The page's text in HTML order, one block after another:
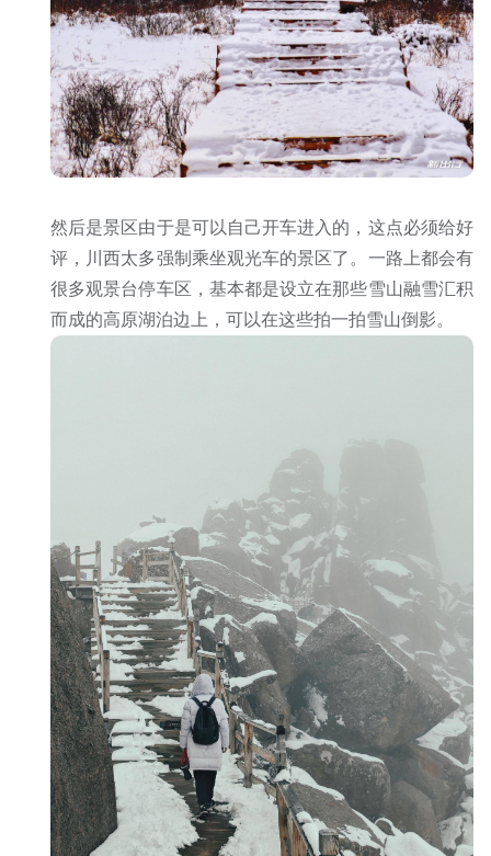
然后是景区由于是可以自己开车进入的，这点必须给好
评，川西太多强制乘坐观光车的景区了。一路上都会有
很多观景台停车区，基本都是设立在那些雪山融雪汇积
而成的高原湖泊边上，可以在这些拍一拍雪山倒影。